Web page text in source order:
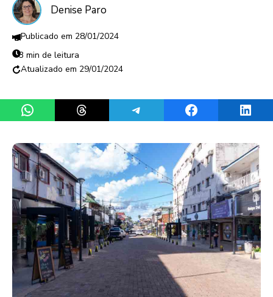
Denise Paro
28/01/2024
3 min de leitura
29/01/2024
Share on WhatsAppShare on ThreadsShare on TelegramShare on Facebook